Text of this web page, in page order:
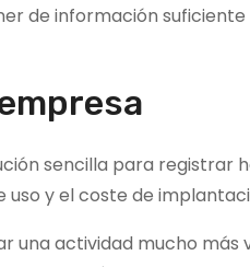
de información
sencilla para registrar
uso y el coste de
actividad mucho más